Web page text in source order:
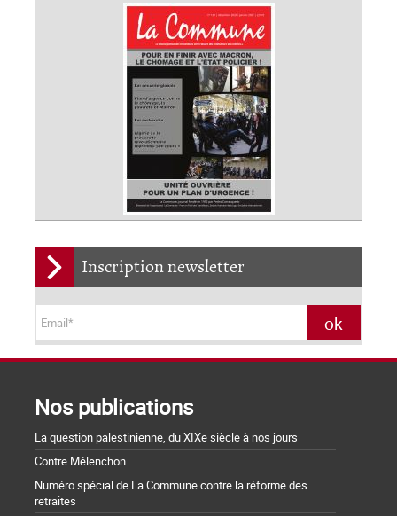
Inscription newsletter
Nos publications
La question palestinienne, du XIXe siècle à nos jours
Contre Mélenchon
Numéro spécial de La Commune contre la réforme des
retraites